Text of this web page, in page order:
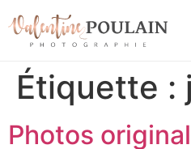
Étiquette :
Photos